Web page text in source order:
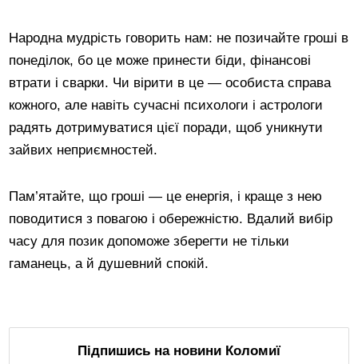
Народна мудрість говорить нам: не позичайте гроші в
понеділок, бо це може принести біди, фінансові
втрати і сварки. Чи вірити в це — особиста справа
кожного, але навіть сучасні психологи і астрологи
радять дотримуватися цієї поради, щоб уникнути
зайвих неприємностей.
Пам’ятайте, що гроші — це енергія, і краще з нею
поводитися з повагою і обережністю. Вдалий вибір
часу для позик допоможе зберегти не тільки
гаманець, а й душевний спокій.
Підпишись на новини Коломиї